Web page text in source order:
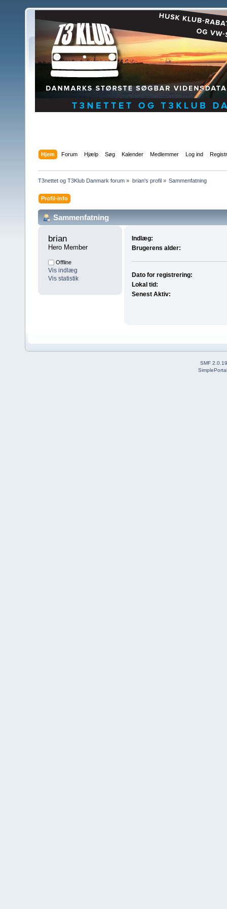
Hjem Forum Hjælp Søg Kalender Medlemmer Log ind
T3nettet og T3Klub Danmark forum » brian's profil» Sammenfatning
Profil-info
Sammenfatning
brian
Hero Member
Offline
Vis indlæg
Vis statistik
Indlæg:
Brugerens alder:
Dato for registrering:
Lokal tid:
Senest Aktiv:
SMF 2.0.19